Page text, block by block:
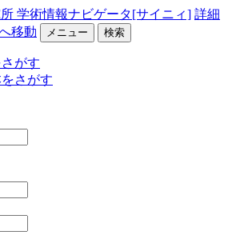
学術情報ナビゲータ[サイニィ] 詳細
移動 メニュー 検索
がす
さがす